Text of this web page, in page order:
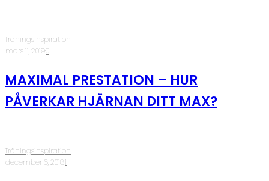
Träningsinspiration
·mars 11, 2019·0
MAXIMAL PRESTATION – HUR
PÅVERKAR HJÄRNAN DITT MAX?
Träningsinspiration
·december 6, 2018·1